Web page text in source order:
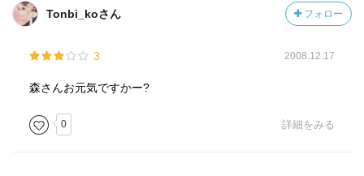
☆☆☆☆☆☆☆ おすすめ度
☆☆☆☆☆☆☆ ストーリー
☆☆☆☆☆☆☆ メッセージ性
☆☆☆☆☆☆☆ 読後の個人的な満足度
共感度（空振り三振・一部・参った！）
Tonbi_koさん フォロー
3 2008.12.17
森さんお元気ですかー?
0 詳細をみる